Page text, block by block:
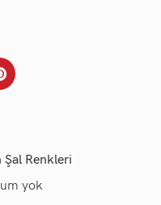
Şal Renkleri
yok